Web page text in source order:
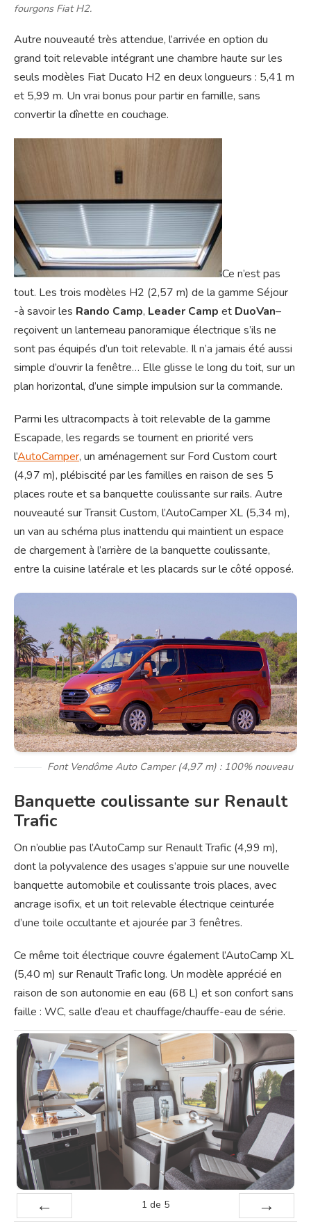
fourgons Fiat H2.
Autre nouveauté très attendue, l’arrivée en option du
grand toit relevable intégrant une chambre haute sur les
seuls modèles Fiat Ducato H2 en deux longueurs : 5,41 m
et 5,99 m. Un vrai bonus pour partir en famille, sans
convertir la dînette en couchage.
Ce n’est pas
tout. Les trois modèles H2 (2,57 m) de la gamme Séjour
-à savoir les Rando Camp, Leader Camp et DuoVan–
reçoivent un lanterneau panoramique électrique s’ils ne
sont pas équipés d’un toit relevable. Il n’a jamais été aussi
simple d’ouvrir la fenêtre… Elle glisse le long du toit, sur un
plan horizontal, d’une simple impulsion sur la commande.
Parmi les ultracompacts à toit relevable de la gamme
Escapade, les regards se tournent en priorité vers
l’AutoCamper, un aménagement sur Ford Custom court
(4,97 m), plébiscité par les familles en raison de ses 5
places route et sa banquette coulissante sur rails. Autre
nouveauté sur Transit Custom, l’AutoCamper XL (5,34 m),
un van au schéma plus inattendu qui maintient un espace
de chargement à l’arrière de la banquette coulissante,
entre la cuisine latérale et les placards sur le côté opposé.
Font Vendôme Auto Camper (4,97 m) : 100% nouveau
Banquette coulissante sur Renault
Trafic
On n’oublie pas l’AutoCamp sur Renault Trafic (4,99 m),
dont la polyvalence des usages s’appuie sur une nouvelle
banquette automobile et coulissante trois places, avec
ancrage isofix, et un toit relevable électrique ceinturée
d’une toile occultante et ajourée par 3 fenêtres.
Ce même toit électrique couvre également l’AutoCamp XL
(5,40 m) sur Renault Trafic long. Un modèle apprécié en
raison de son autonomie en eau (68 L) et son confort sans
faille : WC, salle d’eau et chauffage/chauffe-eau de série.
1 de 5